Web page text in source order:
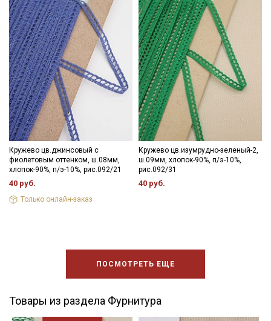
Кружево цв.джинсовый с
фиолетовым оттенком, ш.08мм,
хлопок-90%, п/э-10%, рис.092/21
40 руб.
Только онлайн-заказ
Кружево цв.изумрудно-зеленый-2,
ш.09мм, хлопок-90%, п/э-10%,
рис.092/31
40 руб.
ПОСМОТРЕТЬ ЕЩЕ
Товары из раздела Фурнитура